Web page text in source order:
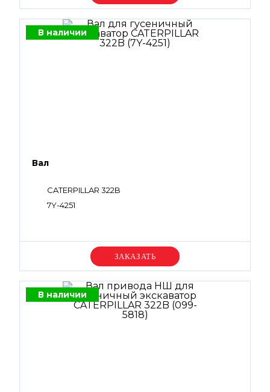
В наличии
Вал
CATERPILLAR 322B
7Y-4251
Уточняйте цену
В наличии